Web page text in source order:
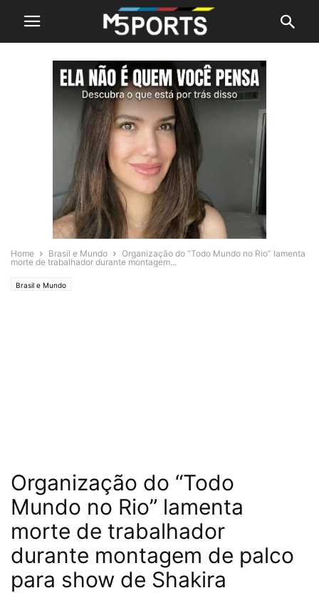
Home Brasil e Mundo
Organização do “Todo Mundo no Rio” lamenta
morte de trabalhador durante montagem...
Brasil e Mundo
Organização do “Todo
Mundo no Rio” lamenta
morte de trabalhador
durante montagem de palco
para show de Shakira